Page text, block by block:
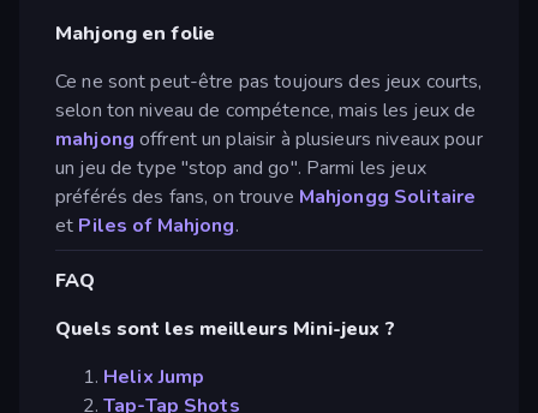
Mahjong en folie
Ce ne sont peut-être pas toujours des jeux courts,
selon ton niveau de compétence, mais les jeux de
mahjong offrent un plaisir à plusieurs niveaux pour
un jeu de type "stop and go". Parmi les jeux
préférés des fans, on trouve Mahjongg Solitaire
et Piles of Mahjong.
FAQ
Quels sont les meilleurs Mini-jeux ?
Helix Jump
Tap-Tap Shots